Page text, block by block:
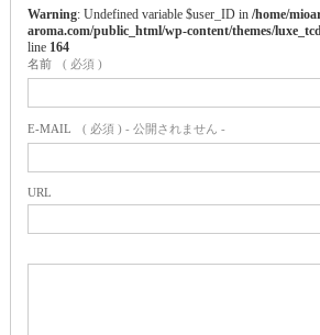
Warning : Undefined variable $user_ID in /home/
aroma.com/public_html/wp-content/themes/
line 164
名前 ( 必須 )
E-MAIL ( 必須 ) - 公開されません -
URL